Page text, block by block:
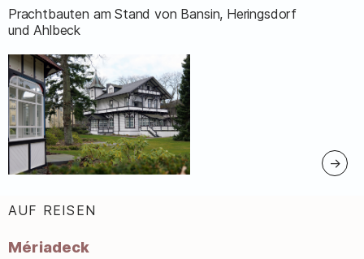
Prachtbauten am Stand von Bansin, Heringsdorf
und Ahlbeck
AUF REISEN
Mériadeck